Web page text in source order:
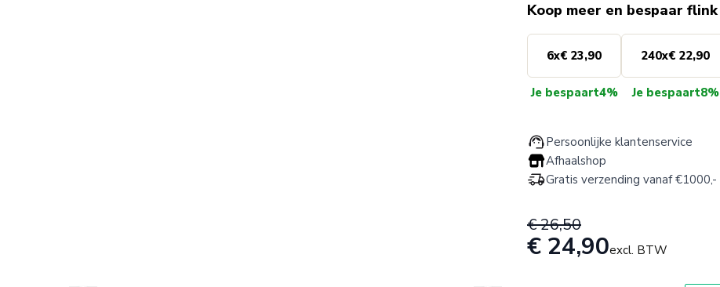
Koop meer en bespaar flink
6x€ 23,90
Je bespaart4%
240x€ 22,90
Je bespaart8%
Persoonlijke klantenservice
Afhaalshop
Gratis verzending vanaf €1000,-
€ 26,50
€ 24,90excl. BTW